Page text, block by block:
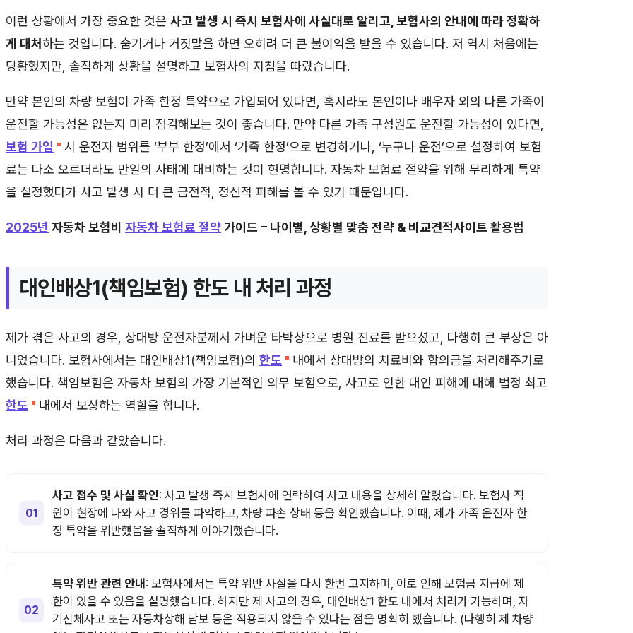
이런 상황에서 가장 중요한 것은 사고 발생 시 즉시 보험사에 사실대로 알리고, 보험사의 안내에 따라 정확하
게 대처하는 것입니다. 숨기거나 거짓말을 하면 오히려 더 큰 불이익을 받을 수 있습니다. 저 역시 처음에는
당황했지만, 솔직하게 상황을 설명하고 보험사의 지침을 따랐습니다.
만약 본인의 차량 보험이 가족 한정 특약으로 가입되어 있다면, 혹시라도 본인이나 배우자 외의 다른 가족이
운전할 가능성은 없는지 미리 점검해보는 것이 좋습니다. 만약 다른 가족 구성원도 운전할 가능성이 있다면,
보험 가입
시 운전자 범위를 ‘부부 한정’에서 ‘가족 한정’으로 변경하거나, ‘누구나 운전’으로 설정하여 보험
료는 다소 오르더라도 만일의 사태에 대비하는 것이 현명합니다. 자동차 보험료 절약을 위해 무리하게 특약
을 설정했다가 사고 발생 시 더 큰 금전적, 정신적 피해를 볼 수 있기 때문입니다.
2025년 자동차 보험비 자동차 보험료 절약가이드 – 나이별, 상황별 맞춤 전략 & 비교견적사이트 활용법
대인배상1(책임보험) 한도 내 처리 과정
제가 겪은 사고의 경우, 상대방 운전자분께서 가벼운 타박상으로 병원 진료를 받으셨고, 다행히 큰 부상은 아
니었습니다. 보험사에서는 대인배상1(책임보험)의 한도
내에서 상대방의 치료비와 합의금을 처리해주기로
했습니다. 책임보험은 자동차 보험의 가장 기본적인 의무 보험으로, 사고로 인한 대인 피해에 대해 법정 최고
한도
내에서 보상하는 역할을 합니다.
처리 과정은 다음과 같았습니다.
사고 접수 및 사실 확인: 사고 발생 즉시 보험사에 연락하여 사고 내용을 상세히 알렸습니다. 보험사 직
원이 현장에 나와 사고 경위를 파악하고, 차량 파손 상태 등을 확인했습니다. 이때, 제가 가족 운전자 한
정 특약을 위반했음을 솔직하게 이야기했습니다.
특약 위반 관련 안내: 보험사에서는 특약 위반 사실을 다시 한번 고지하며, 이로 인해 보험금 지급에 제
한이 있을 수 있음을 설명했습니다. 하지만 제 사고의 경우, 대인배상1 한도 내에서 처리가 가능하며, 자
기신체사고 또는 자동차상해 담보 등은 적용되지 않을 수 있다는 점을 명확히 했습니다. (다행히 제 차량